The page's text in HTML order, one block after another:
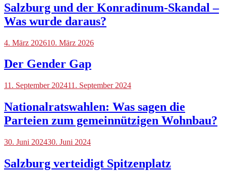
Salzburg und der Konradinum-Skandal –
Was wurde daraus?
Blog
4. März 202610. März 2026
Der Gender Gap
Blog
11. September 202411. September 2024
Nationalratswahlen: Was sagen die
Parteien zum gemeinnützigen Wohnbau?
Blog
30. Juni 202430. Juni 2024
Salzburg verteidigt Spitzenplatz